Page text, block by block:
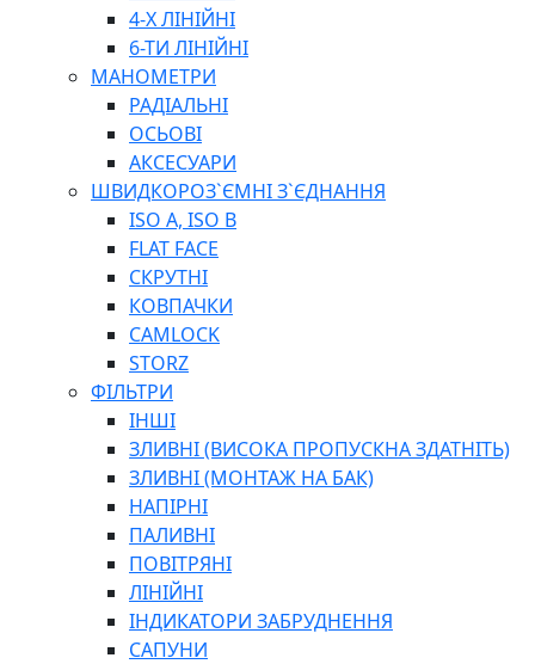
ПЛОСКОГУБЦІ
ВИКРУТКИ
КЛЮЧІ
ГОЛОВКИ, ТРІЩАТКИ, ВОРОТКИ, ПЕРЕХІДНИКИ
ЗУБИЛА, МОЛОТКИ, СОКИРИ, СТАМЕСКИ, ДОЛОТА
СТРУПЦИНИ, ЛЕЩАТА
ВИМІРЮВАЛЬНІ ІНСТРУМЕНТИ
БУДІВЕЛЬНИЙ ІНСТРУМЕНТ
ШЛАНГИ
ГОСПОДАРСЬКІ ТОВАРИ
ПНЕВМАТИЧНІ ІНСТРУМЕНТИ
З'ЄДНУВАЛЬНІ ІНСТРУМЕНТИ ТА МАТЕРІАЛИ
ЯЩИКИ, ШАФИ, ТА СУМКИ ДЛЯ ІНСТРУМЕНТІВ
ЗАСОБИ ЗАХИСТУ
СТЕПЛЕРИ, ЗАКЛЕПОЧНИКИ
ГІДРАВЛІЧНІ ІНСТРУМЕНТИ
ТЕХНІЧНА ХІМІЯ
4-Х ЛІНІЙНІ
6-ТИ ЛІНІЙНІ
МАНОМЕТРИ
РАДІАЛЬНІ
ОСЬОВІ
АКСЕСУАРИ
ШВИДКОРОЗ`ЄМНІ З`ЄДНАННЯ
ISO A, ISO B
FLAT FACE
СКРУТНІ
КОВПАЧКИ
CAMLOCK
STORZ
ФІЛЬТРИ
ІНШІ
ЗЛИВНІ (ВИСОКА ПРОПУСКНА ЗДАТНІТЬ)
ЗЛИВНІ (МОНТАЖ НА БАК)
НАПІРНІ
ПАЛИВНІ
ПОВІТРЯНІ
ЛІНІЙНІ
ІНДИКАТОРИ ЗАБРУДНЕННЯ
САПУНИ